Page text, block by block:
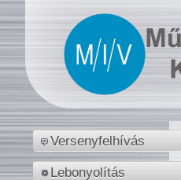
Versenyfelhívás
Lebonyolítás